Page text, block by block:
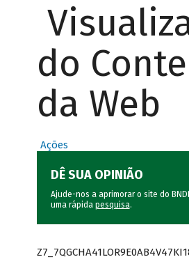
do
da Web
Ações
DÊ SUA OPINIÃO
Ajude-nos a aprimorar o site do
uma rápida pesquisa.